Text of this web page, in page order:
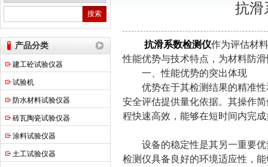
上海申锐测试设备制造有限公司
产品分类
建工砼试验仪器
试验机
防水材料试验仪器
砖瓦陶瓷试验仪器
涂料试验仪器
土工试验仪器
抗滑
抗滑系数检测仪作为评估材
性能优势与技术特点，为材料防
​​一、性能优势的突出体现​​
优势在于其检测结果的精准性
安全评估提供量化依据。其操作
程快速高效，能够在短时间内完
设备的稳定性是其另一重要优
检测仪具备良好的环境适应性，